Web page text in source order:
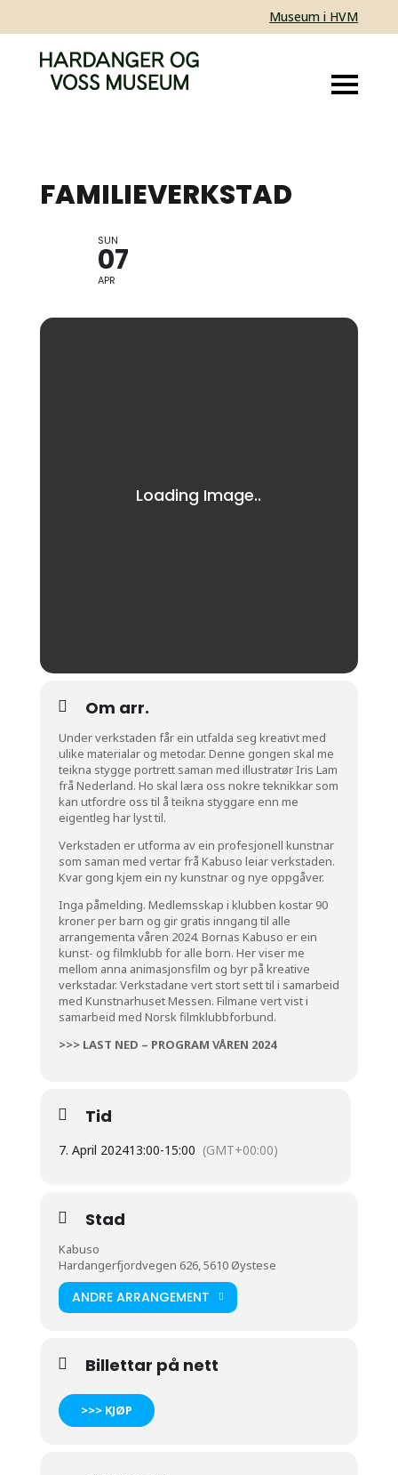
Museum i HVM
FAMILIEVERKSTAD
SUN
07
APR
Om arr.
Under verkstaden får ein utfalda seg kreativt med
ulike materialar og metodar. Denne gongen skal me
teikna stygge portrett saman med illustratør Iris Lam
frå Nederland. Ho skal læra oss nokre teknikkar som
kan utfordre oss til å teikna styggare enn me
eigentleg har lyst til.
Verkstaden er utforma av ein profesjonell kunstnar
som saman med vertar frå Kabuso leiar verkstaden.
Kvar gong kjem ein ny kunstnar og nye oppgåver.
Inga påmelding. Medlemsskap i klubben kostar 90
kroner per barn og gir gratis inngang til alle
arrangementa våren 2024. Bornas Kabuso er ein
kunst- og filmklubb for alle born. Her viser me
mellom anna animasjonsfilm og byr på kreative
verkstadar. Verkstadane vert stort sett til i samarbeid
med Kunstnarhuset Messen. Filmane vert vist i
samarbeid med Norsk filmklubbforbund.
>>> LAST NED – PROGRAM VÅREN 2024
Tid
7. April 202413:00-15:00 (GMT+00:00)
Stad
Kabuso
Hardangerfjordvegen 626, 5610 Øystese
ANDRE ARRANGEMENT
Billettar på nett
>>> KJØP